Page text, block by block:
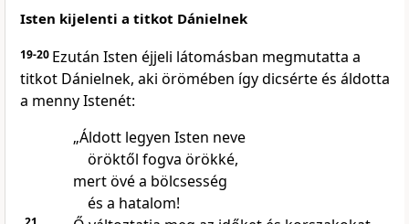
Isten kijelenti a titkot Dánielnek
19-20 Ezután Isten éjjeli látomásban megmutatta a
titkot Dánielnek, aki örömében így dicsérte és áldotta
a menny Istenét:
„Áldott legyen Isten neve
öröktől fogva örökké,
mert övé a bölcsesség
és a hatalom!